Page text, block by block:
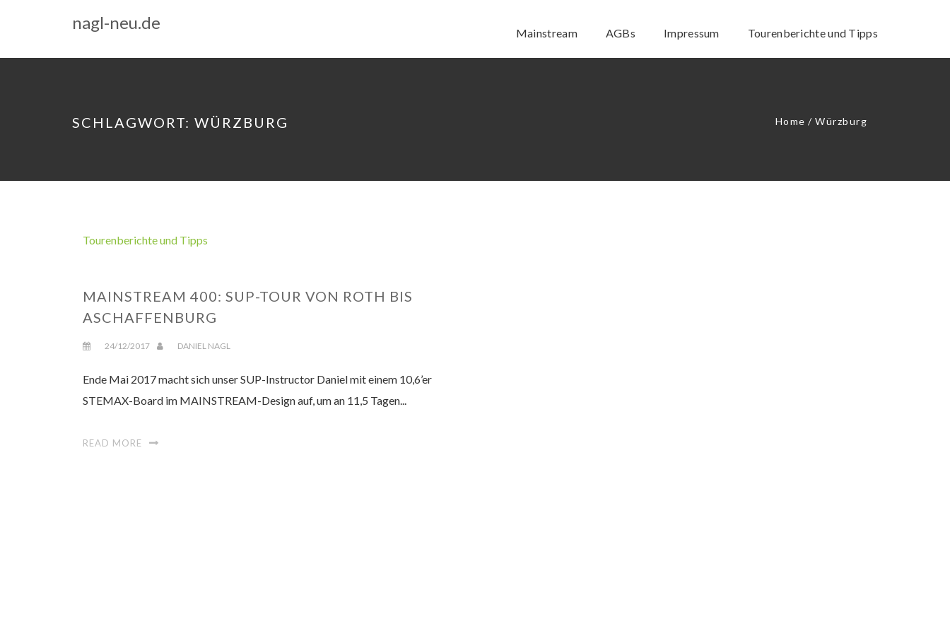
nagl-neu.de
Mainstream AGBs Impressum Tourenberichte und Tipps
SCHLAGWORT: WÜRZBURG Home / Würzburg
Tourenberichte und Tipps
MAINSTREAM 400: SUP-TOUR VON ROTH BIS
ASCHAFFENBURG
24/12/2017 DANIEL NAGL
Ende Mai 2017 macht sich unser SUP-Instructor Daniel mit einem 10,6’er
STEMAX-Board im MAINSTREAM-Design auf, um an 11,5 Tagen...
READ MORE